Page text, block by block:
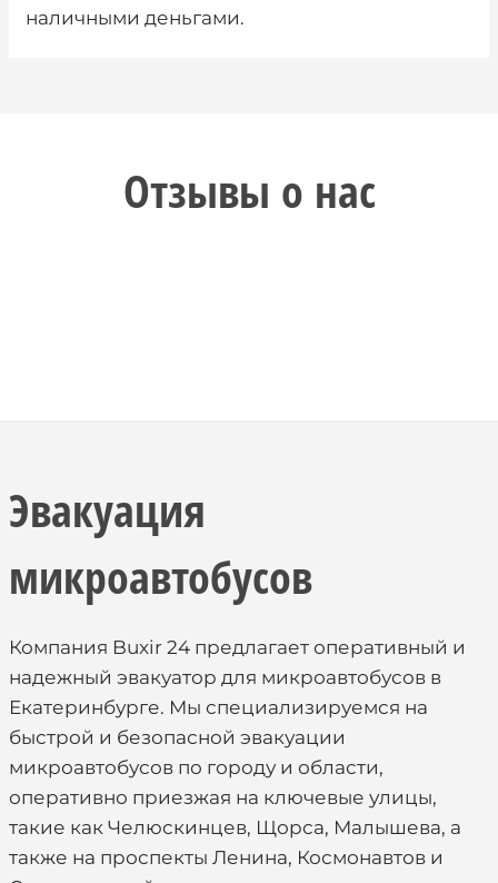
наличными деньгами.
Отзывы о нас
Эвакуация
микроавтобусов
Компания Buxir 24 предлагает оперативный и
надежный эвакуатор для микроавтобусов в
Екатеринбурге. Мы специализируемся на
быстрой и безопасной эвакуации
микроавтобусов по городу и области,
оперативно приезжая на ключевые улицы,
такие как Челюскинцев, Щорса, Малышева, а
также на проспекты Ленина, Космонавтов и